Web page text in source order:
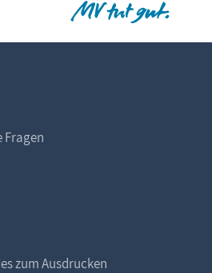
Fragen
zum Ausdrucken